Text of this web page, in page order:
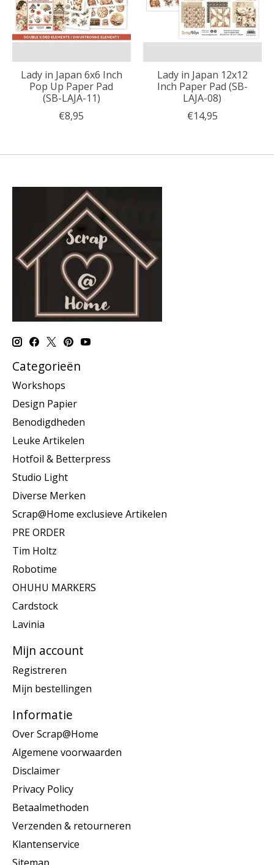
Lady in Japan 6x6 Inch
Pop Up Paper Pad
(SB-LAJA-11)
€8,95
Lady in Japan 12x12
Inch Paper Pad (SB-
LAJA-08)
€14,95
Categorieën
Workshops
Design Papier
Benodigdheden
Leuke Artikelen
Hotfoil & Betterpress
Studio Light
Diverse Merken
Scrap@Home exclusieve Artikelen
PRE ORDER
Tim Holtz
Robotime
OHUHU MARKERS
Cardstock
Lavinia
Mijn account
Registreren
Mijn bestellingen
Informatie
Over Scrap@Home
Algemene voorwaarden
Disclaimer
Privacy Policy
Betaalmethoden
Verzenden & retourneren
Klantenservice